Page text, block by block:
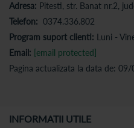
Adresa: Pitesti, str. Banat nr.2,
Telefon: 0374.336.802
Program suport clienti: Luni -
Email: [email protected]
Pagina actualizata la data de:
INFORMATII UTILE